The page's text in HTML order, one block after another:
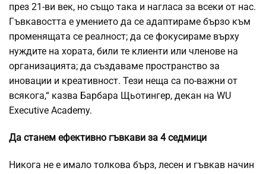
през 21-ви век, но също така и нагласа за всеки от нас.
Гъвкавостта е умението да се адаптираме бързо към
променящата се реалност; да се фокусираме върху
нуждите на хората, били те клиенти или членове на
организацията; да създаваме пространство за
иновации и креативност. Тези неща са по-важни от
всякога,“ казва Барбара Щьотингер, декан на WU
Executive Academy.
Да станем ефективно гъвкави за 4 седмици
Никога не е имало толкова бърз, лесен и гъвкав начин